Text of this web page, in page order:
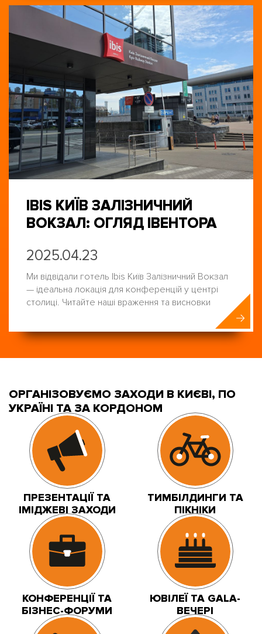
IBIS КИЇВ ЗАЛІЗНИЧНИЙ
ВОКЗАЛ: ОГЛЯД ІВЕНТОРА
2025.04.23
Ми відвідали готель Ibis Київ Залізничний Вокзал
— ідеальна локація для конференцій у центрі
столиці. Читайте наші враження та висновки
ОРГАНІЗОВУЄМО ЗАХОДИ В КИЄВІ, ПО
УКРАЇНІ ТА ЗА КОРДОНОМ
ПРЕЗЕНТАЦІЇ ТА
ІМІДЖЕВІ ЗАХОДИ
ТИМБІЛДИНГИ ТА
ПІКНІКИ
КОНФЕРЕНЦІЇ ТА
БІЗНЕС-ФОРУМИ
ЮВІЛЕЇ ТА GALA-
ВЕЧЕРІ